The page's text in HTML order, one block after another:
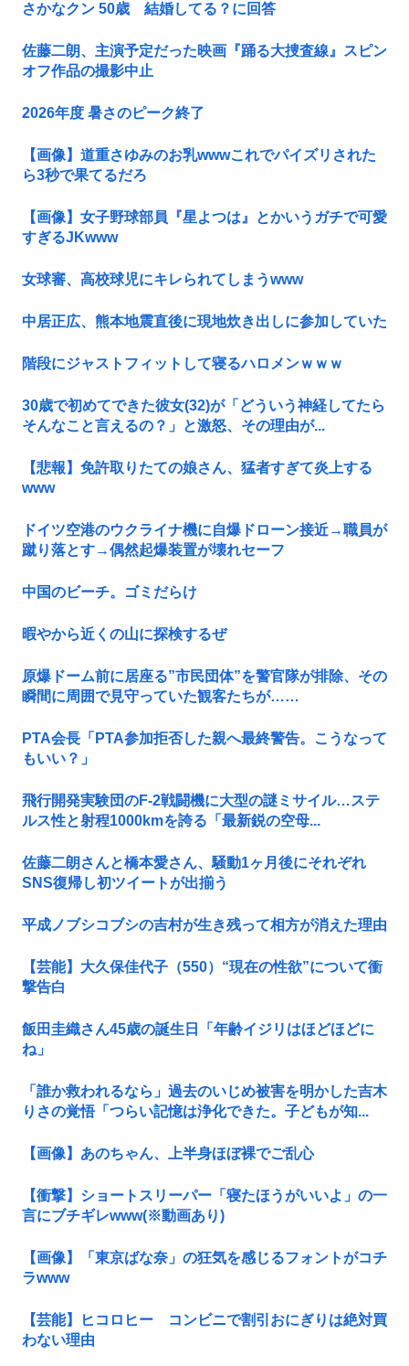
さかなクン 50歳 結婚してる？に回答
佐藤二朗、主演予定だった映画『踊る大捜査線』スピン
オフ作品の撮影中止
2026年度 暑さのピーク終了
【画像】道重さゆみのお乳wwwこれでパイズリされた
ら3秒で果てるだろ
【画像】女子野球部員『星よつは』とかいうガチで可愛
すぎるJKwww
女球審、高校球児にキレられてしまうwww
中居正広、熊本地震直後に現地炊き出しに参加していた
階段にジャストフィットして寝るハロメンｗｗｗ
30歳で初めてできた彼女(32)が「どういう神経してたら
そんなこと言えるの？」と激怒、その理由が...
【悲報】免許取りたての娘さん、猛者すぎて炎上する
www
ドイツ空港のウクライナ機に自爆ドローン接近→職員が
蹴り落とす→偶然起爆装置が壊れセーフ
中国のビーチ。ゴミだらけ
暇やから近くの山に探検するぜ
原爆ドーム前に居座る”市民団体”を警官隊が排除、その
瞬間に周囲で見守っていた観客たちが……
PTA会長「PTA参加拒否した親へ最終警告。こうなって
もいい？」
飛行開発実験団のF-2戦闘機に大型の謎ミサイル…ステ
ルス性と射程1000kmを誇る「最新鋭の空母...
佐藤二朗さんと橋本愛さん、騒動1ヶ月後にそれぞれ
SNS復帰し初ツイートが出揃う
平成ノブシコブシの吉村が生き残って相方が消えた理由
【芸能】大久保佳代子（550）“現在の性欲”について衝
撃告白
飯田圭織さん45歳の誕生日「年齢イジリはほどほどに
ね」
「誰か救われるなら」過去のいじめ被害を明かした吉木
りさの覚悟「つらい記憶は浄化できた。子どもが知...
【画像】あのちゃん、上半身ほぼ裸でご乱心
【衝撃】ショートスリーパー「寝たほうがいいよ」の一
言にブチギレwww(※動画あり)
【画像】「東京ばな奈」の狂気を感じるフォントがコチ
ラwww
【芸能】ヒコロヒー コンビニで割引おにぎりは絶対買
わない理由